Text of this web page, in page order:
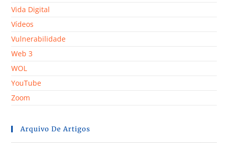
Vida Digital
Vídeos
Vulnerabilidade
Web 3
WOL
YouTube
Zoom
Arquivo De Artigos